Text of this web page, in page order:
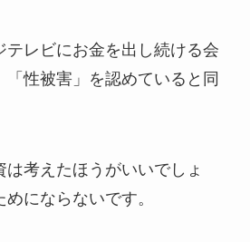
テレビにお金を出し続ける会
性被害」を認めていると同
は考えたほうがいいでしょ
にならないです。